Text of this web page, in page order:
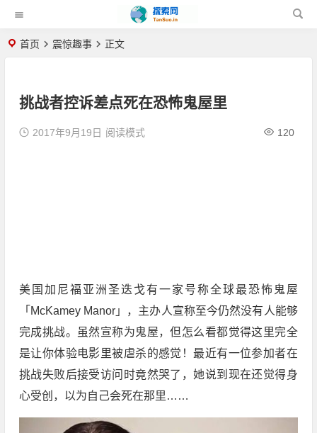
首页 震惊趣事 正文
挑战者控诉差点死在恐怖鬼屋里
2017年9月19日 120
阅读模式
美国加尼福亚洲圣迭戈有一家号称全球最恐怖鬼屋
「McKamey Manor」，主办人宣称至今仍然没有人能够
完成挑战。虽然宣称为鬼屋，但怎么看都觉得这里完全
是让你体验电影里被虐杀的感觉！最近有一位参加者在
挑战失败后接受访问时竟然哭了，她说到现在还觉得身
心受创，以为自己会死在那里……